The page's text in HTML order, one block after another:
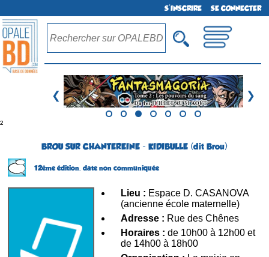
S'INSCRIRE SE CONNECTER
❮ ❯
²
BROU SUR CHANTEREINE - KIDIBULLE (dit Brou)
12ème édition, date non communiquée
Lieu : Espace D. CASANOVA
(ancienne école maternelle)
Adresse : Rue des Chênes
Horaires : de 10h00 à 12h00 et
de 14h00 à 18h00